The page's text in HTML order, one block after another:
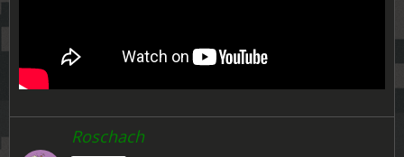
Roschach